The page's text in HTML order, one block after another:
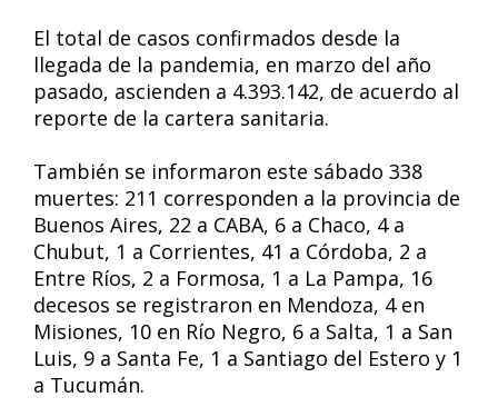
El total de casos confirmados desde la
llegada de la pandemia, en marzo del año
pasado, ascienden a 4.393.142, de acuerdo al
reporte de la cartera sanitaria.
También se informaron este sábado 338
muertes: 211 corresponden a la provincia de
Buenos Aires, 22 a CABA, 6 a Chaco, 4 a
Chubut, 1 a Corrientes, 41 a Córdoba, 2 a
Entre Ríos, 2 a Formosa, 1 a La Pampa, 16
decesos se registraron en Mendoza, 4 en
Misiones, 10 en Río Negro, 6 a Salta, 1 a San
Luis, 9 a Santa Fe, 1 a Santiago del Estero y 1
a Tucumán.